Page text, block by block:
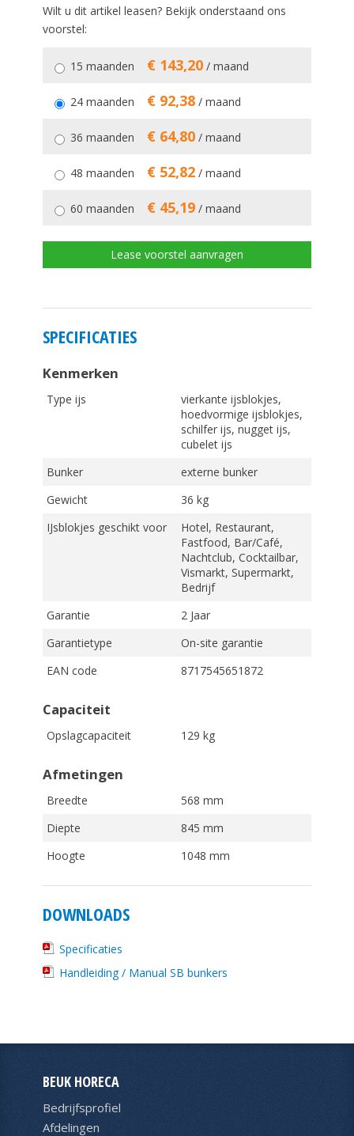
Wilt u dit artikel leasen? Bekijk onderstaand ons
voorstel:
15 maanden € 143,20/ maand
24 maanden € 92,38/ maand
36 maanden € 64,80/ maand
48 maanden € 52,82/ maand
60 maanden € 45,19/ maand
Lease voorstel aanvragen
SPECIFICATIES
Kenmerken
Type ijs
vierkante ijsblokjes,
hoedvormige ijsblokjes,
schilfer ijs, nugget ijs,
cubelet ijs
Bunker
externe bunker
Gewicht
36 kg
IJsblokjes geschikt voor
Hotel, Restaurant,
Fastfood, Bar/Café,
Nachtclub, Cocktailbar,
Vismarkt, Supermarkt,
Bedrijf
Garantie
2 Jaar
Garantietype
On-site garantie
EAN code
8717545651872
Capaciteit
Opslagcapaciteit 129 kg
Afmetingen
Breedte
568 mm
Diepte
845 mm
Hoogte
1048 mm
DOWNLOADS
Specificaties
Handleiding / Manual SB bunkers
BEUK HORECA
Bedrijfsprofiel
Afdelingen